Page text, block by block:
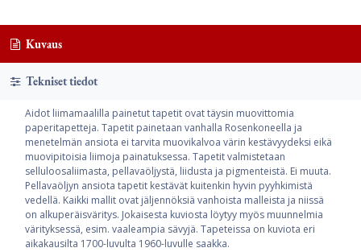
Kuvaus
Tekniset tiedot
Aidot liimamaalilla painetut tapetit ovat täysin muovittomia
paperitapetteja. Tapetit painetaan vanhalla Rosenkoneella ja
menetelmän ansiota ei tarvita muovikalvoa värin kestävyydeksi eikä
muovipitoisia liimoja painatuksessa. Tapetit valmistetaan
selluloosaliimasta, pellavaöljystä, liidusta ja pigmenteistä. Ei muuta.
Pellavaöljyn ansiota tapetit kestävät kuitenkin hyvin pyyhkimistä
vedellä. Kaikki mallit ovat jäljennöksiä vanhoista malleista ja niissä
on alkuperäisväritys. Jokaisesta kuviosta löytyy myös muunnelmia
värityksessä, esim. vaaleampia sävyjä. Tapeteissa on kuviota eri
aikakausilta 1700-luvulta 1960-luvulle saakka.